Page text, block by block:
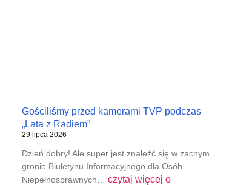
Gościliśmy przed kamerami TVP podczas
„Lata z Radiem”
29 lipca 2026
Dzień dobry! Ale super jest znaleźć się w zacnym
gronie Biuletynu Informacyjnego dla Osób
Niepełnosprawnych… czytaj więcej o